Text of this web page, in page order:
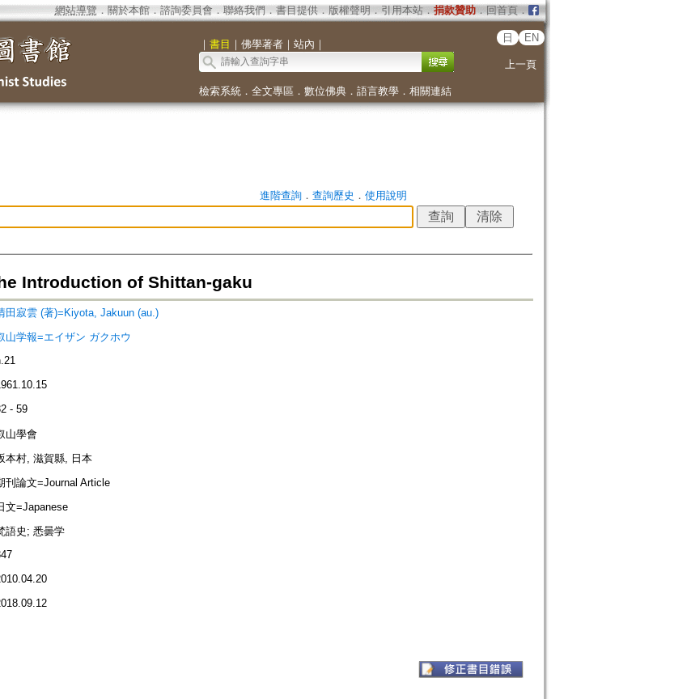
網站導覽 ． 關於本館． 諮詢委員會． 聯絡我們 ． 書目提供． 版權聲明 ． 引用本站． 捐款贊助．回首頁．
｜ 書目 ｜ 佛學著者｜ 站內 ｜
日 EN
上一頁
檢索系統． 全文專區 ． 數位佛典． 語言教學． 相關連結
進階查詢． 查詢歷史 ． 使用說明
Introduction of Shittan-gaku
田寂雲 (著)=Kiyota, Jakuun (au.)
山学報=エイザン ガクホウ
- 59
山學會
本村, 滋賀縣, 日本
刊論文=Journal Article
文=Japanese
語史; 悉曇学